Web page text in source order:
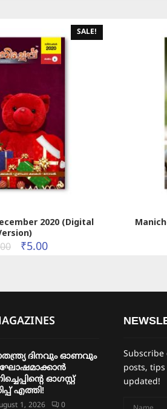
SALE!
2020 (Digital
₹5.00
ദിനവും ഓണവും
ഓഗസ്റ്റ്
എത്തി!
1, 2026 0
posts,
updated!